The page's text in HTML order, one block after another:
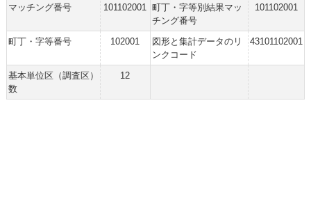
マッチング番号
101102001 町丁・字等別結果マッ
チング番号
101102001
町丁・字等番号 102001
図形と集計データのリ
ンクコード
43101102001
基本単位区（調査区）
数
12